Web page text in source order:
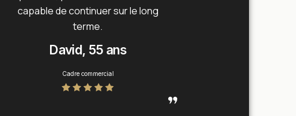
capable de continuer sur le long
terme.
David, 55 ans
Cadre commercial